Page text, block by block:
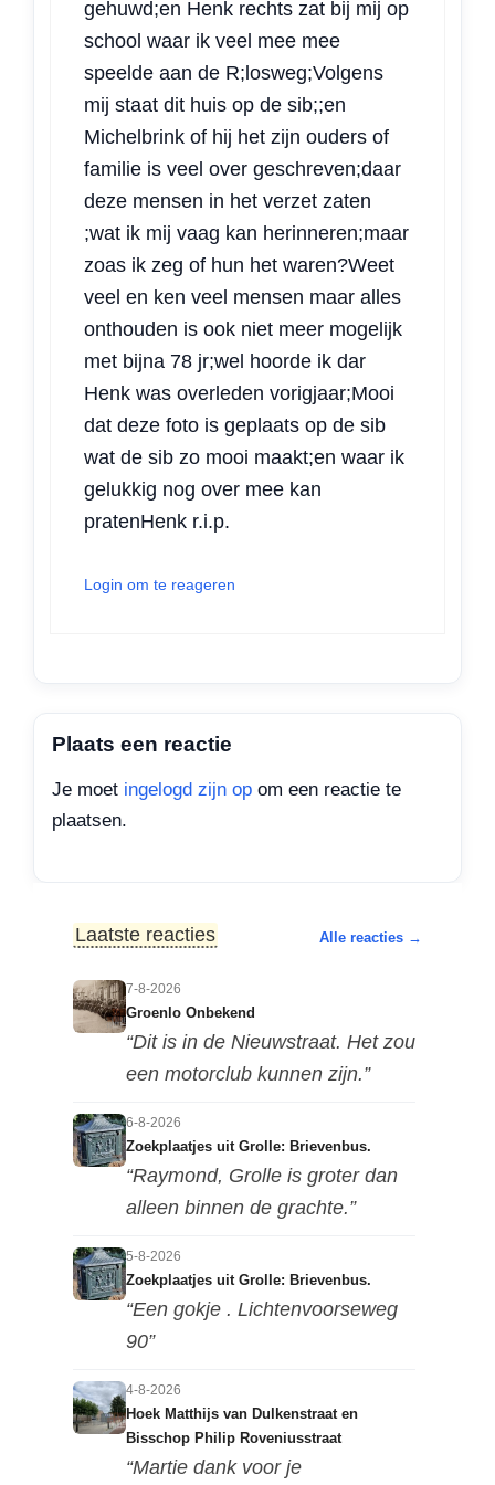
gehuwd;en Henk rechts zat bij mij op
school waar ik veel mee mee
speelde aan de R;losweg;Volgens
mij staat dit huis op de sib;;en
Michelbrink of hij het zijn ouders of
familie is veel over geschreven;daar
deze mensen in het verzet zaten
;wat ik mij vaag kan herinneren;maar
zoas ik zeg of hun het waren?Weet
veel en ken veel mensen maar alles
onthouden is ook niet meer mogelijk
met bijna 78 jr;wel hoorde ik dar
Henk was overleden vorigjaar;Mooi
dat deze foto is geplaats op de sib
wat de sib zo mooi maakt;en waar ik
gelukkig nog over mee kan
pratenHenk r.i.p.
Login om te reageren
Plaats een reactie
Je moet ingelogd zijn op om een reactie te
plaatsen.
Laatste reacties Alle reacties →
7-8-2026
Groenlo Onbekend
“Dit is in de Nieuwstraat. Het zou
een motorclub kunnen zijn.”
6-8-2026
Zoekplaatjes uit Grolle: Brievenbus.
“Raymond, Grolle is groter dan
alleen binnen de grachte.”
5-8-2026
Zoekplaatjes uit Grolle: Brievenbus.
“Een gokje . Lichtenvoorseweg
90”
4-8-2026
Hoek Matthijs van Dulkenstraat en
Bisschop Philip Roveniusstraat
“Martie dank voor je